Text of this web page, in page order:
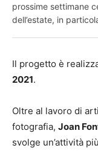
prossime settimane
dell’estate, in
Il progetto è
2021.
Oltre al lavoro di
fotografia, Joan
svolge un’attività